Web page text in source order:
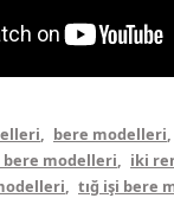
, bere modelleri,
bere modelleri, iki
, tığ işi bere